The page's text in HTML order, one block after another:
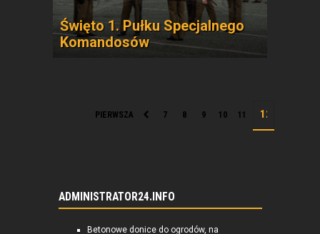
Święto 1. Pułku Specjalnego
Komandosów
PIERWSZA 7 8 9 10 11
ADMINISTRATOR24.INFO
Betonowe donice do ogrodów, na